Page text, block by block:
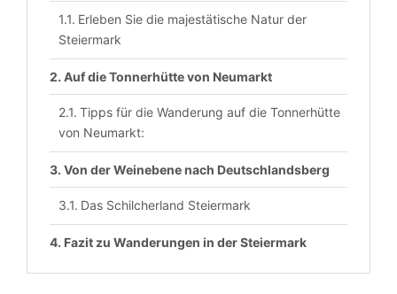
Erleben Sie die majestätische Natur der
Steiermark
Auf die Tonnerhütte von Neumarkt
Tipps für die Wanderung auf die Tonnerhütte
von Neumarkt:
Von der Weinebene nach Deutschlandsberg
Das Schilcherland Steiermark
Fazit zu Wanderungen in der Steiermark